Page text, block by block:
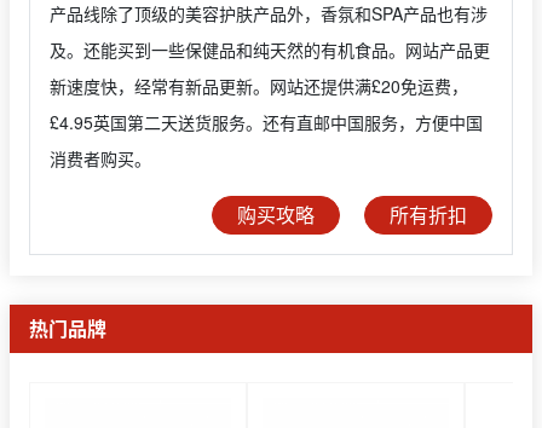
产品线除了顶级的美容护肤产品外，香氛和SPA产品也有涉
及。还能买到一些保健品和纯天然的有机食品。网站产品更
新速度快，经常有新品更新。网站还提供满£20免运费，
£4.95英国第二天送货服务。还有直邮中国服务，方便中国
消费者购买。
购买攻略 所有折扣
热门品牌